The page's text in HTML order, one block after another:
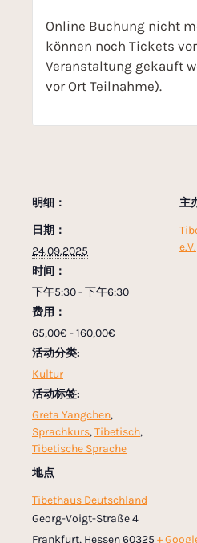
明细：
日期：
24.09.2025
时间：
下午5:30 - 下午6:30
费用：
65,00€ - 160,00€
活动分类:
Kultur
活动标签:
Greta Yangchen,
Sprachkurs,Tibetisch,
Tibetische Sprache
地点
Tibethaus Deutschland
Georg-Voigt-Straße 4
Frankfurt, Hessen60325 +
主
e.V.
Online Buchung nicht
können noch Tickets
Veranstaltung gekauft
vor Ort Teilnahme).